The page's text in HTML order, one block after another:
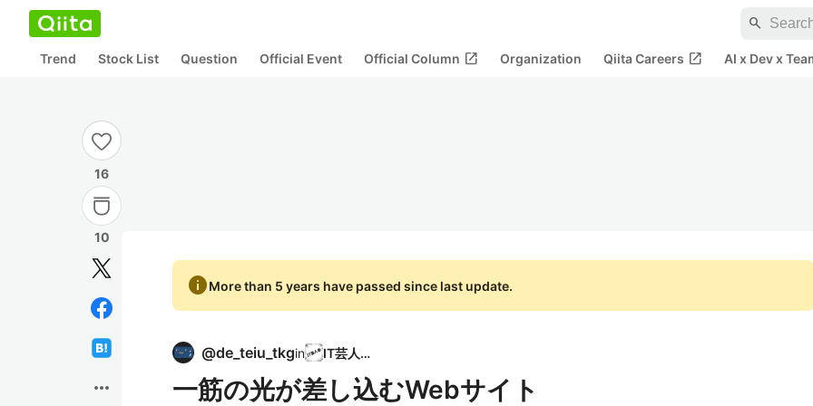
search
Trend Stock List Question Official Event Official Column open_in_new Organization Qiita Careers open_in_new AI x Dev x
16
10
more_horiz
infoMore than 5 years have passed since last update.
@de_teiu_tkgin IT芸人会
一筋の光が差し込むWebサイト